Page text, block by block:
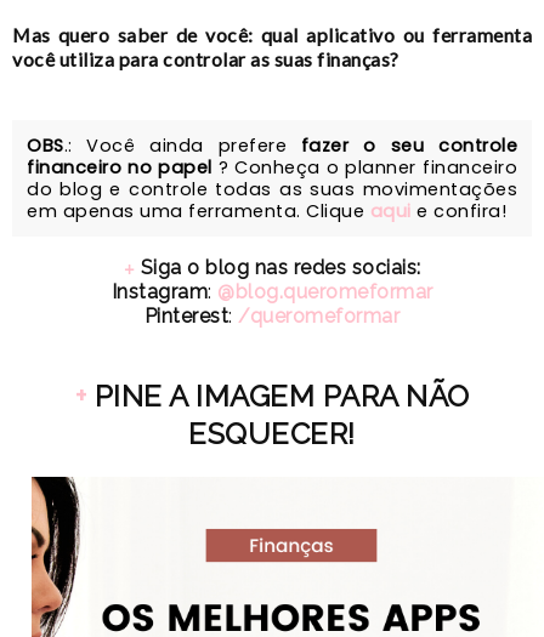
Mas quero saber de você: qual aplicativo ou ferramenta
você utiliza para controlar as suas finanças?
OBS.: Você ainda prefere fazer o seu controle
financeiro no papel ? Conheça o planner financeiro
do blog e controle todas as suas movimentações
em apenas uma ferramenta. Clique aqui e confira!
+ Siga o blog nas redes sociais:
Instagram: @blog.queromeformar
Pinterest:/queromeformar
+ PINE A IMAGEM PARA NÃO
ESQUECER!